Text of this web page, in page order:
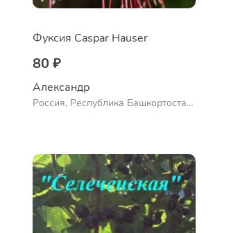
Фуксия Caspar Hauser
80 ₽
Александр
Россия, Республика Башкортостан,